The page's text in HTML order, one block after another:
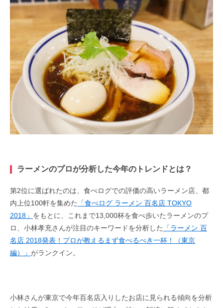
ラーメンのプロが分析した今年のトレンドとは？
第2位に選ばれたのは、食べログでの評価の高いラーメン店、都
内上位100軒を集めた
「食べログ ラーメン 百名店 TOKYO
2018」 をもとに、これまで13,000杯を食べ歩いたラーメンのプ
ロ、小林孝充さんが注目のキーワードを分析した
「ラーメン 百
名店 2018発表！プロが教えるまず食べるべき一杯！（東京
編）」 がランクイン。
小林さんが東京で今年百名店入りしたお店に見られる傾向を分析